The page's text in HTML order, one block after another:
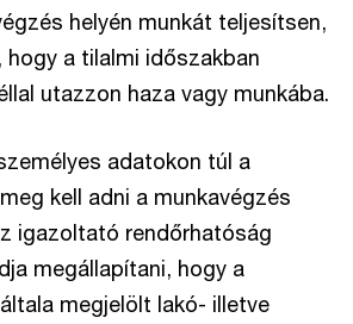
helyén munkát teljesítsen,
hogy a tilalmi időszakban
utazzon haza vagy munkába.
adatokon túl a
kell adni a munkavégzés
igazoltató rendőrhatóság
megállapítani, hogy a
megjelölt lakó- illetve